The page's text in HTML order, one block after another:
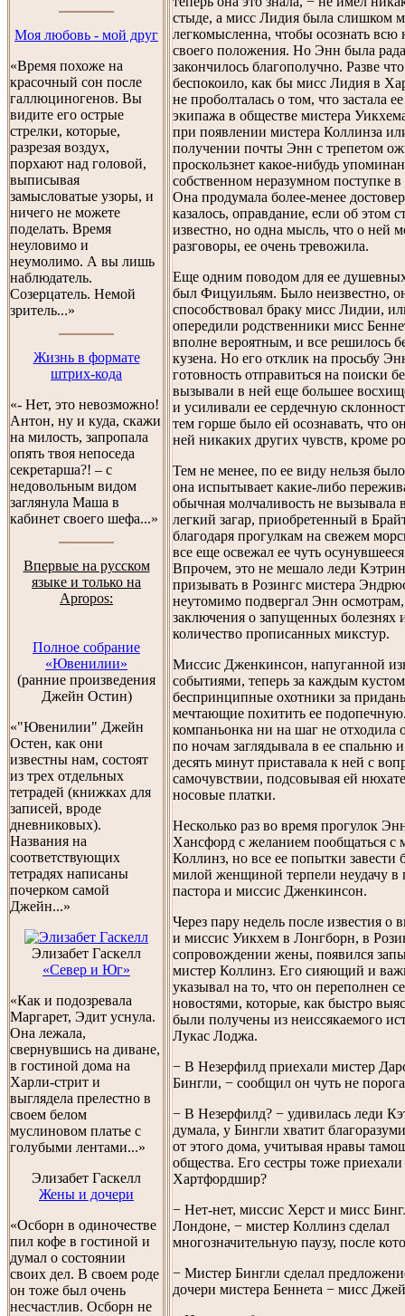
Моя любовь - мой друг
«Время похоже на
красочный сон после
галлюциногенов. Вы
видите его острые
стрелки, которые,
разрезая воздух,
порхают над головой,
выписывая
замысловатые узоры, и
ничего не можете
поделать. Время
неуловимо и
неумолимо. А вы лишь
наблюдатель.
Созерцатель. Немой
зритель...»
Жизнь в формате
штрих-кода
«- Нет, это невозможно!
Антон, ну и куда, скажи
на милость, запропала
опять твоя непоседа
секретарша?! – с
недовольным видом
заглянула Маша в
кабинет своего шефа...»
Впервые на русском
языке и только на
Apropos:
Полное собрание
«Ювенилии»
(ранние произведения
Джейн Остин)
«"Ювенилии" Джейн
Остен, как они
известны нам, состоят
из трех отдельных
тетрадей (книжках для
записей, вроде
дневниковых).
Названия на
соответствующих
тетрадях написаны
почерком самой
Джейн...»
Элизабет Гаскелл
«Север и Юг»
«Как и подозревала
Маргарет, Эдит уснула.
Она лежала,
свернувшись на диване,
в гостиной дома на
Харли-стрит и
выглядела прелестно в
своем белом
муслиновом платье с
голубыми лентами...»
Элизабет Гаскелл
Жены и дочери
«Осборн в одиночестве
пил кофе в гостиной и
думал о состоянии
своих дел. В своем роде
он тоже был очень
несчастлив. Осборн не
стыде, а мисс Лидия была слишком
легкомысленна, чтобы осознать всю
своего положения. Но Энн была
закончилось благополучно. Разве
беспокоило, как бы мисс Лидия в
не проболталась о том, что застала
экипажа в обществе мистера
при появлении мистера Коллинза
получении почты Энн с трепетом
проскользнет какое-нибудь
собственном неразумном поступке в
Она продумала более-менее
казалось, оправдание, если об этом
известно, но одна мысль, что о ней
разговоры, ее очень тревожила.
Еще одним поводом для ее
был Фицуильям. Было неизвестно,
способствовал браку мисс Лидии,
опередили родственники мисс
вполне вероятным, и все решилось
кузена. Но его отклик на просьбу
готовность отправиться на поиски
вызывали в ней еще большее
и усиливали ее сердечную
тем горше было ей осознавать, что
ней никаких других чувств, кроме
Тем не менее, по ее виду нельзя
она испытывает какие-либо
обычная молчаливость не вызывала
легкий загар, приобретенный в
благодаря прогулкам на свежем
все еще освежал ее чуть
Впрочем, это не мешало леди
призывать в Розингс мистера
неутомимо подвергал Энн осмотрам,
заключения о запущенных болезнях
количество прописанных микстур.
Миссис Дженкинсон, напуганной
событиями, теперь за каждым
беспринципные охотники за
мечтающие похитить ее
компаньонка ни на шаг не отходила
по ночам заглядывала в ее спальню
десять минут приставала к ней с
самочувствии, подсовывая ей
носовые платки.
Несколько раз во время прогулок
Хансфорд с желанием пообщаться с
Коллинз, но все ее попытки завести
милой женщиной терпели неудачу в
пастора и миссис Дженкинсон.
Через пару недель после известия о
и миссис Уикхем в Лонгборн, в
сопровождении жены, появился
мистер Коллинз. Его сияющий и
указывал на то, что он переполнен
новостями, которые, как быстро
были получены из неиссякаемого
Лукас Лоджа.
− В Незерфилд приехали мистер
Бингли, − сообщил он чуть не
− В Незерфилд? − удивилась леди
думала, у Бингли хватит
от этого дома, учитывая нравы
общества. Его сестры тоже приехали
Хартфордшир?
− Нет-нет, миссис Херст и мисс
Лондоне, − мистер Коллинз сделал
многозначительную паузу, после
− Мистер Бингли сделал
дочери мистера Беннета − мисс